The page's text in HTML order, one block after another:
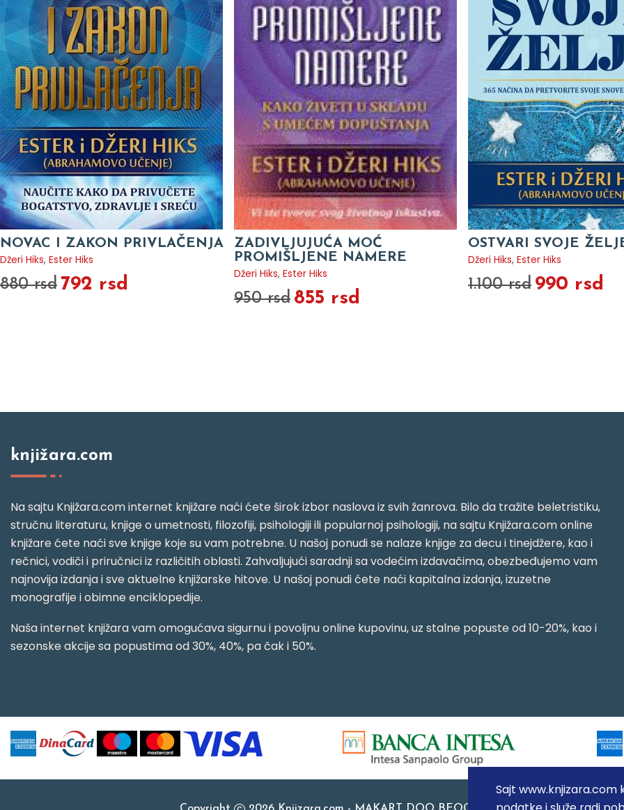
Sajt www.knjizara.com
NOVAC I ZAKON PRIVLAČENJA
Džeri Hiks, Ester Hiks
880 rsd 792 rsd
ZADIVLJUJUĆA MOĆ
PROMIŠLJENE NAMERE
Džeri Hiks, Ester Hiks
950 rsd 855 rsd
OSTVARI SVOJE
Džeri Hiks, Ester Hiks
1.100 rsd 990 rsd
knjižara.com
Na sajtu Knjižara.com internet knjižare naći ćete širok izbor naslova iz svih žanrova. Bilo da tražite beletristiku,
stručnu literaturu, knjige o umetnosti, filozofiji, psihologiji ili popularnoj psihologiji, na sajtu Knjižara.com online
knjižare ćete naći sve knjige koje su vam potrebne. U našoj ponudi se nalaze knjige za decu i tinejdžere, kao i
rečnici, vodiči i priručnici iz različitih oblasti. Zahvaljujući saradnji sa vodećim izdavačima, obezbeđujemo vam
najnovija izdanja i sve aktuelne knjižarske hitove. U našoj ponudi ćete naći kapitalna izdanja, izuzetne
monografije i obimne enciklopedije.
Naša internet knjižara vam omogućava sigurnu i povoljnu online kupovinu, uz stalne popuste od 10-20%, kao i
sezonske akcije sa popustima od 30%, 40%, pa čak i 50%.